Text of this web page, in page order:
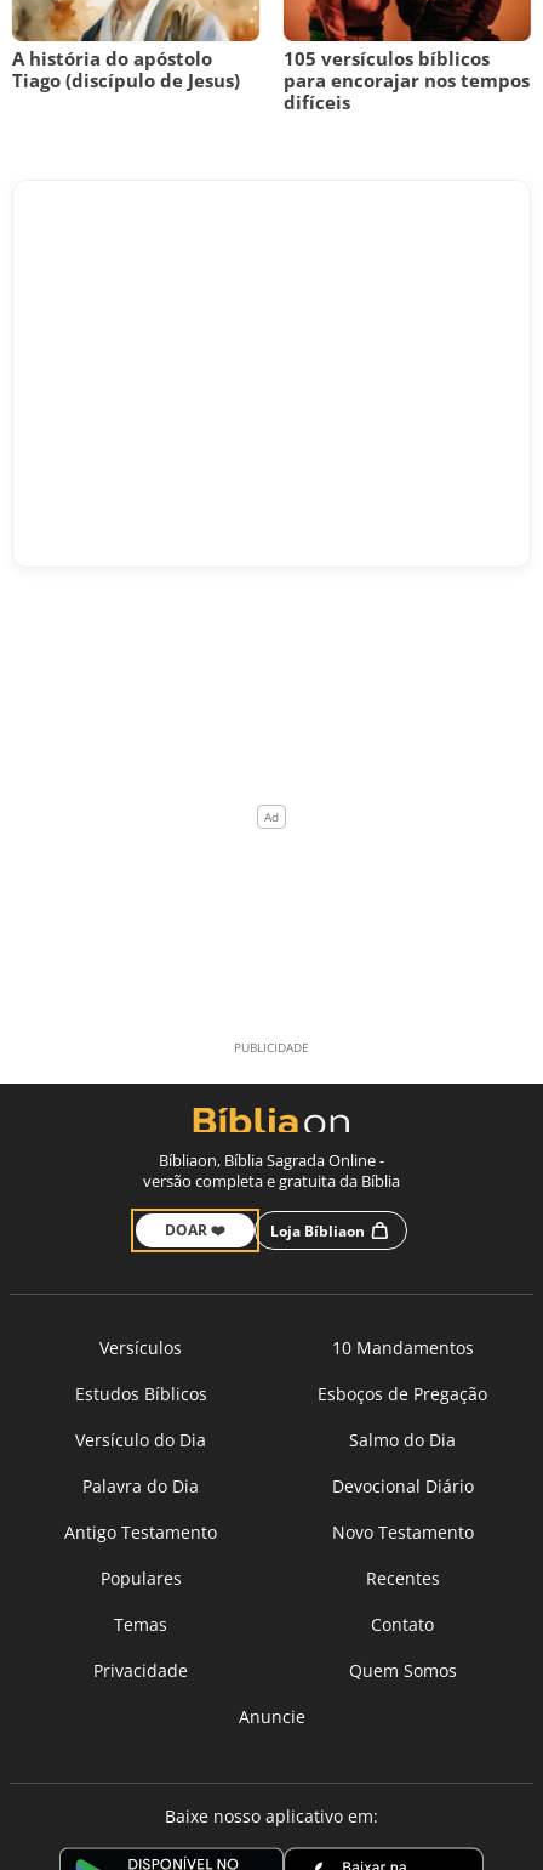
A história do apóstolo
Tiago (discípulo de Jesus)
105 versículos bíblicos
para encorajar nos tempos
difíceis
Bíbliaon, Bíblia Sagrada Online -
versão completa e gratuita da Bíblia
DOAR ❤️ Loja Bíbliaon
Versículos
10 Mandamentos
Estudos Bíblicos
Esboços de Pregação
Versículo do Dia
Salmo do Dia
Palavra do Dia
Devocional Diário
Antigo Testamento
Novo Testamento
Populares
Recentes
Temas
Contato
Privacidade
Quem Somos
Anuncie
Baixe nosso aplicativo em: